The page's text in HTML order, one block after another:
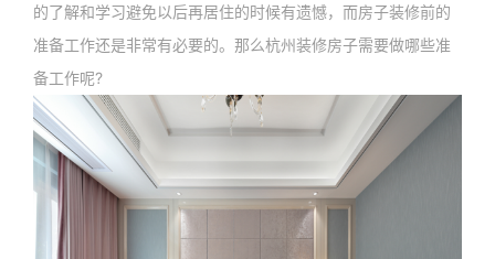
的了解和学习避免以后再居住的时候有遗憾，而房子装修前的
准备工作还是非常有必要的。那么杭州装修房子需要做哪些准
备工作呢?